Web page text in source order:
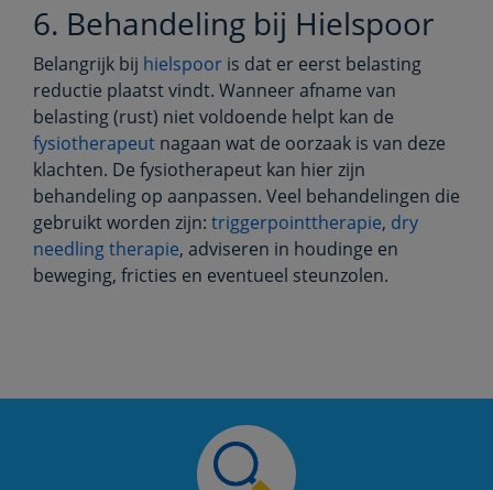
6. Behandeling bij Hielspoor
Belangrijk bij hielspoor is dat er eerst belasting
reductie plaatst vindt. Wanneer afname van
belasting (rust) niet voldoende helpt kan de
fysiotherapeut nagaan wat de oorzaak is van deze
klachten. De fysiotherapeut kan hier zijn
behandeling op aanpassen. Veel behandelingen die
gebruikt worden zijn: triggerpointtherapie, dry
needling therapie, adviseren in houdinge en
beweging, fricties en eventueel steunzolen.